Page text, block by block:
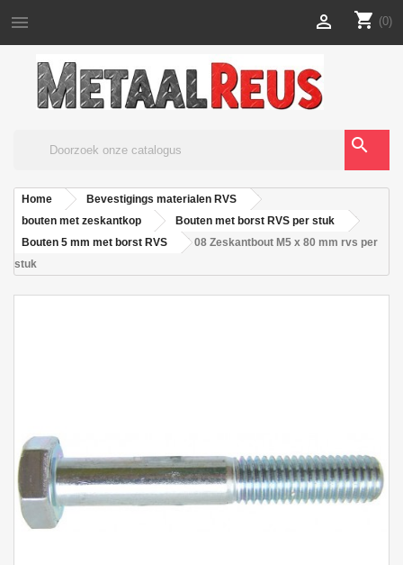
 shopping_cart (0)

search
Home
Bevestigings materialen RVS
bouten met zeskantkop
Bouten met borst RVS per stuk
Bouten 5 mm met borst RVS
08 Zeskantbout M5 x 80 mm rvs per
stuk